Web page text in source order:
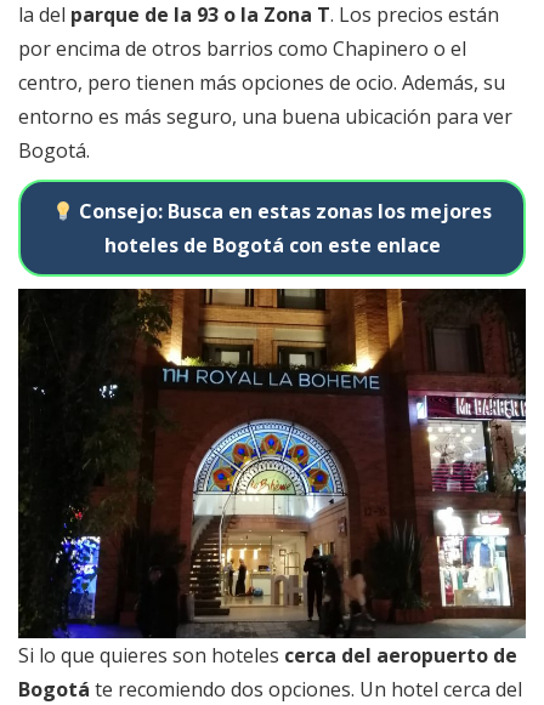
la del parque de la 93 o la Zona T. Los precios están
por encima de otros barrios como Chapinero o el
centro, pero tienen más opciones de ocio. Además, su
entorno es más seguro, una buena ubicación para ver
Bogotá.
Consejo: Busca en estas zonas los mejores
hoteles de Bogotá con este enlace
Si lo que quieres son hoteles cerca del aeropuerto de
Bogotá te recomiendo dos opciones. Un hotel cerca del